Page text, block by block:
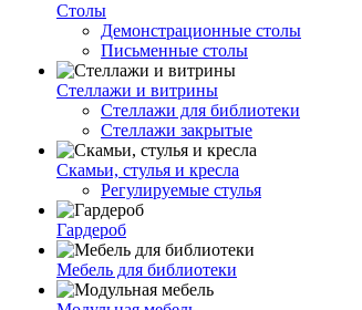
Столы
Демонстрационные столы
Письменные столы
Стеллажи и витрины
Стеллажи для библиотеки
Стеллажи закрытые
Скамьи, стулья и кресла
Регулируемые стулья
Гардероб
Мебель для библиотеки